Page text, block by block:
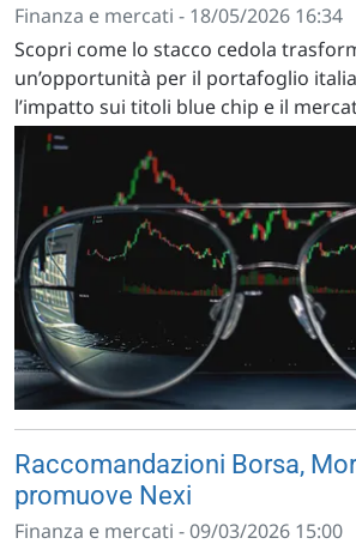
Finanza e mercati - 18/05/2026 16:34
Scopri come lo stacco cedola
un’opportunità per il portafoglio
l’impatto sui titoli blue chip e il
Raccomandazioni Borsa,
promuove Nexi
Finanza e mercati - 09/03/2026 15:00